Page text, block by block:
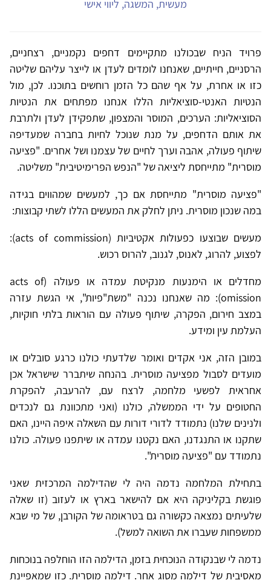
מעשית, המשגה, ליווי אישי
פרויד הניח שבכולנו מתקיימים דחפים נקמניים, רצחניים,
הרסניים, חייתיים, שאנחנו לומדים לעדן או לייצר עליהם שליטה
כזו או אחרת, על אף שהם כל הזמן רוחשים בתוכנו. לכן, מול
הנטיות האנטי-סוציאליות הללו אנחנו מפתחים את הנטיות
הסוציאליות: הערכים, המוסר והמצפון, שתפקידן לעדן ולתרבת
את אותם הדחפים, על מנת שנוכל לחיות בחברה שמעדיפה
שיתוף פעולה, אהבה וערך לחיים של עצמנו ושל אחרים. "פציעה
מוסרית" מתייחסת ליציאה של "הנפש הפרימיטיבית" משליטה.
"פציעה מוסרית" מתייחסת אם כך, למעשים שמהווים בגידה
במה שנכון מוסרית. ניתן לחלק את המעשים הללו לשתי קבוצות:
מעשים שבוצעו כפעולות אקטיביות (acts of commission):
לפצוע, להרוג, לאנוס, לגנוב, להרוס רכוש.
מחדלים או הימנעות מנקיטת עמדה או פעולה (acts of
omission): מה שאנחנו נכנה "משת"פיות", אי הגשת עזרה
במצב חירום, הפקרה, שיתוף פעולה עם הוראות בלתי חוקיות,
העלמת עין ומידע.
במובן הזה, אני אקדים ואומר שלדעתי כולנו כרגע סובלים או
מועדים לסבול מפציעה מוסרית. בהנחה שיתברר שישראל אכן
אחראית לפשעי מלחמה, לרצח עם, להרעבה, להפקרת
החטופים על ידי הממשלה, כולנו (ואני מתכוונת גם לנכדים
ולנינים שלנו) נתמודד לדורי דורות עם השאלה איפה היינו, האם
שתקנו או התנגדנו, האם נקטנו עמדה או שיתפנו פעולה. כולנו
נתמודד עם "פציעה מוסרית".
בתחילת המלחמה נדמה היה לי שהדילמה המרכזית שאני
פוגשת בקליניקה היא אם להישאר בארץ או לעזוב (זו שאלה
שלעיתים נמצאה כקשורה גם בטראומה של הקורבן, של מי שבא
ממשפחות שעברו את השואה למשל).
נדמה לי שבנקודה הנוכחית בזמן, הדילמה הזו הוחלפה בנוכחות
מאסיבית של דילמה מסוג אחר. דילמה מוסרית. כזו שמאפיינת